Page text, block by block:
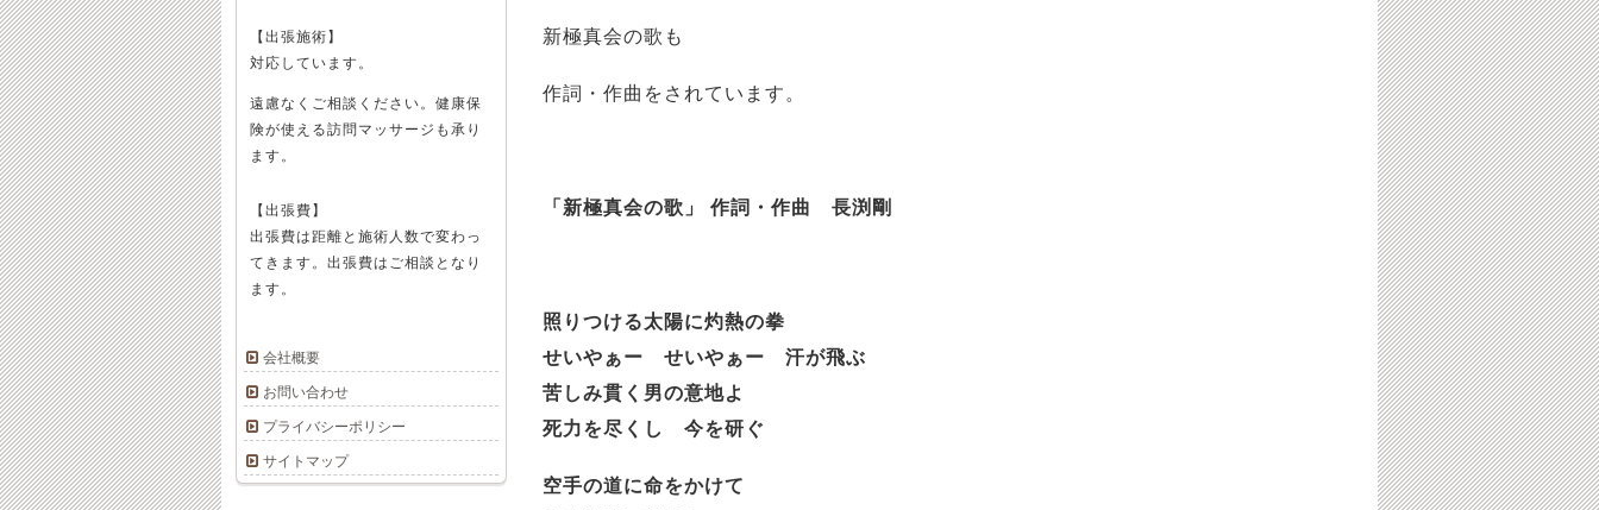
新極真会の歌も
作詞・作曲をされています。
「新極真会の歌」 作詞・作曲 長渕剛
照りつける太陽に灼熱の拳
せいやぁー せいやぁー 汗が飛ぶ
苦しみ貫く男の意地よ
死力を尽くし 今を研ぐ
空手の道に命をかけて
【出張施術】
対応しています。
遠慮なくご相談ください。健康保
険が使える訪問マッサージも承り
ます。
【出張費】
出張費は距離と施術人数で変わっ
てきます。出張費はご相談となり
ます。
会社概要
お問い合わせ
プライバシーポリシー
サイトマップ